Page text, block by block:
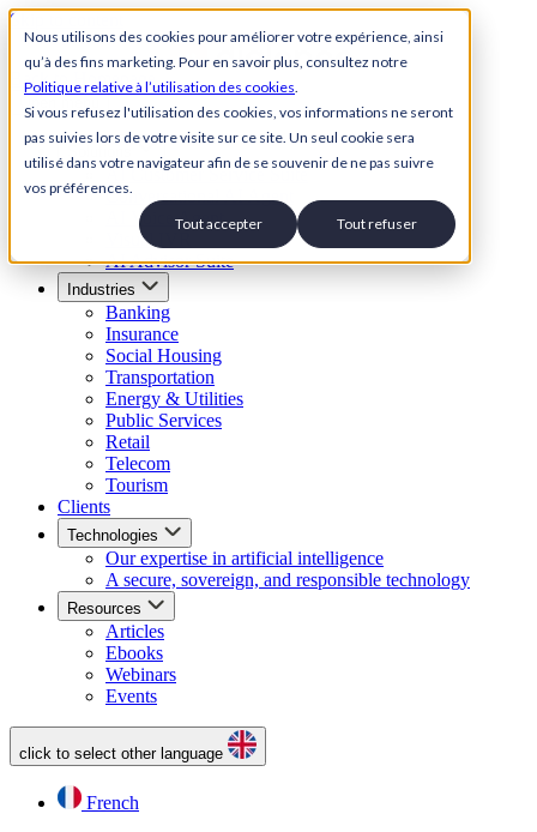
Nous utilisons des cookies pour améliorer votre expérience, ainsi
qu’à des fins marketing. Pour en savoir plus, consultez notre
Politique relative à l’utilisation des cookies.
Si vous refusez l'utilisation des cookies, vos informations ne seront
pas suivies lors de votre visite sur ce site. Un seul cookie sera
utilisé dans votre navigateur afin de se souvenir de ne pas suivre
vos préférences.
Tout accepter Tout refuser
Skip to content
Back to Homepage
Open menu
AI Customer Service Suite
Conversational AI Agent
AI Voice Agent
Visual IVR
AI Advisor Suite
Industries
Banking
Insurance
Social Housing
Transportation
Energy & Utilities
Public Services
Retail
Telecom
Tourism
Clients
Technologies
Our expertise in artificial intelligence
A secure, sovereign, and responsible technology
Resources
Articles
Ebooks
Webinars
Events
click to select other language
French